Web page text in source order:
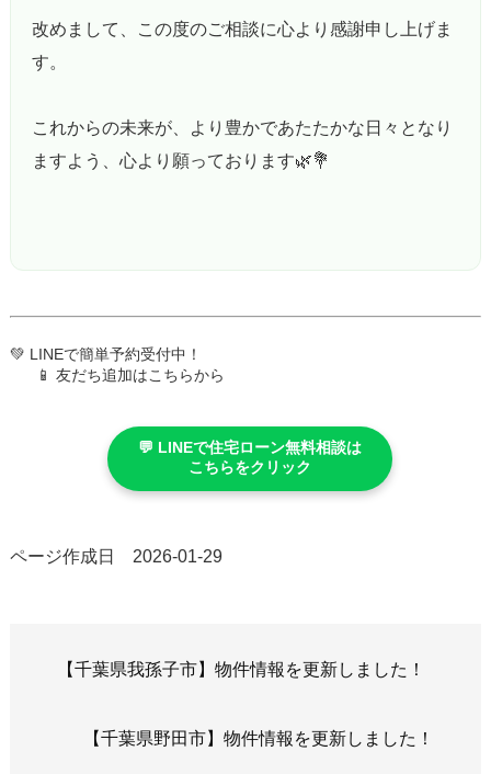
改めまして、この度のご相談に心より感謝申し上げま
す。
これからの未来が、より豊かであたたかな日々となり
ますよう、心より願っております🌿💐
💚 LINEで簡単予約受付中！
📱 友だち追加はこちらから
💬 LINEで住宅ローン無料相談は
こちらをクリック
ページ作成日 2026-01-29
【千葉県我孫子市】物件情報を更新しました！
【千葉県野田市】物件情報を更新しました！